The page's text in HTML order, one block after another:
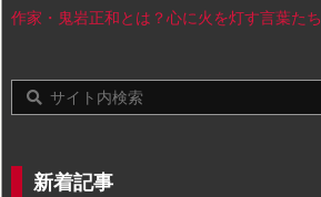
作家・鬼岩正和とは？心に火を灯す言葉たち
新着記事